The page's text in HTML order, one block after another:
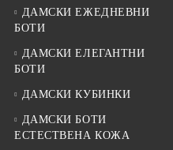
ДАМСКИ ЕЖЕДНЕВНИ
БОТИ
ДАМСКИ ЕЛЕГАНТНИ
БОТИ
ДАМСКИ КУБИНКИ
ДАМСКИ БОТИ
ЕСТЕСТВЕНА КОЖА